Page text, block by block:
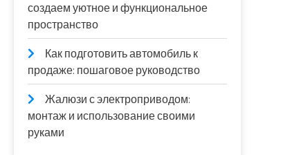
создаем уютное и функциональное
пространство
Как подготовить автомобиль к
продаже: пошаговое руководство
Жалюзи с электроприводом:
монтаж и использование своими
руками